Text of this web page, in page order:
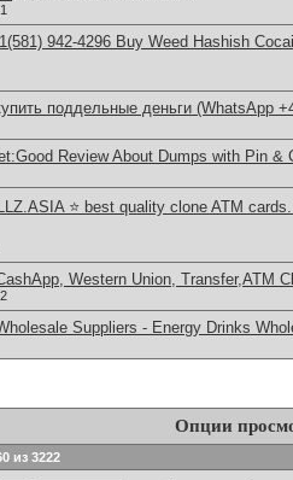
942-4296 Buy Weed Hashish
поддельные деньги (WhatsApp
Review About Dumps with Pin &
⭐️ best quality clone ATM
Western Union, Transfer,ATM
Suppliers - Energy Drinks
Опции
из 3222